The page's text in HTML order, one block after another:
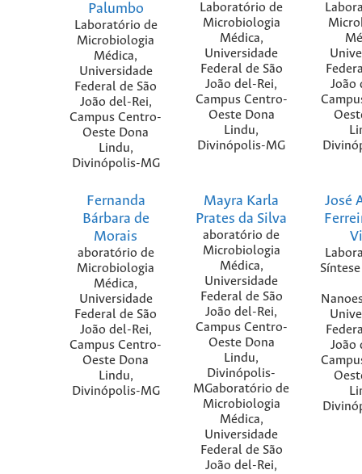
Palumbo
Laboratório de
Microbiologia
Médica,
Universidade
Federal de São
João del-Rei,
Campus Centro-
Oeste Dona
Lindu,
Divinópolis-MG
Laboratório de
Microbiologia
Médica,
Universidade
Federal de São
João del-Rei,
Campus Centro-
Oeste Dona
Lindu,
Divinópolis-MG
João
Fernanda
Bárbara de
Morais
aboratório de
Microbiologia
Médica,
Universidade
Federal de São
João del-Rei,
Campus Centro-
Oeste Dona
Lindu,
Divinópolis-MG
Mayra Karla
Prates da Silva
aboratório de
Microbiologia
Médica,
Universidade
Federal de São
João del-Rei,
Campus Centro-
Oeste Dona
Lindu,
Divinópolis-
MGaboratório de
Microbiologia
Médica,
Universidade
Federal de São
João del-Rei,
José
João